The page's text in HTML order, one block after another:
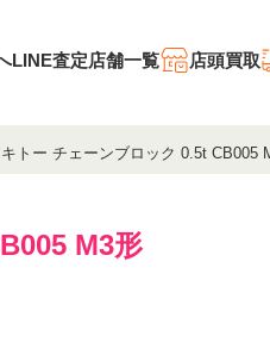
LINE査定店舗一覧 店頭買取
キトー チェーンブロック 0.5t
M3形